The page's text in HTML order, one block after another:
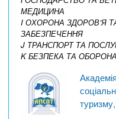
МЕДИЦИНА
I ОХОРОНА ЗДОРОВ’Я
ЗАБЕЗПЕЧЕННЯ
J ТРАНСПОРТ ТА
K БЕЗПЕКА ТА ОБОРОНА